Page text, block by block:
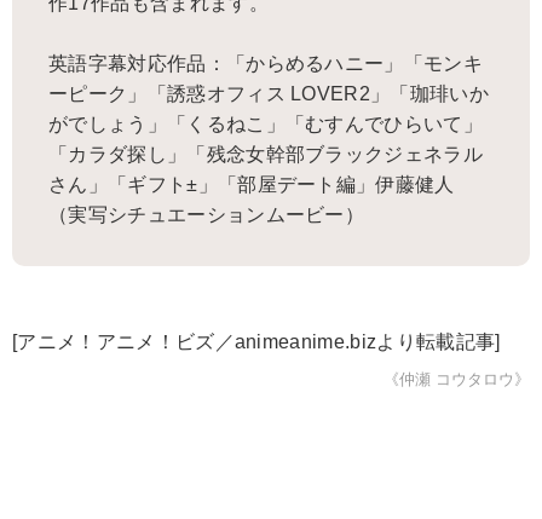
英語字幕対応作品：「からめるハニー」「モンキ
ーピーク」「誘惑オフィス LOVER2」「珈琲いか
がでしょう」「くるねこ」「むすんでひらいて」
「カラダ探し」「残念女幹部ブラックジェネラル
さん」「ギフト±」「部屋デート編」伊藤健人
（実写シチュエーションムービー）
[アニメ！アニメ！ビズ／animeanime.bizより転載記事]
《仲瀬 コウタロウ》